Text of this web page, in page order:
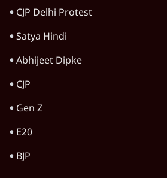
CJP Delhi Protest
Satya Hindi
Abhijeet Dipke
CJP
Gen Z
E20
BJP